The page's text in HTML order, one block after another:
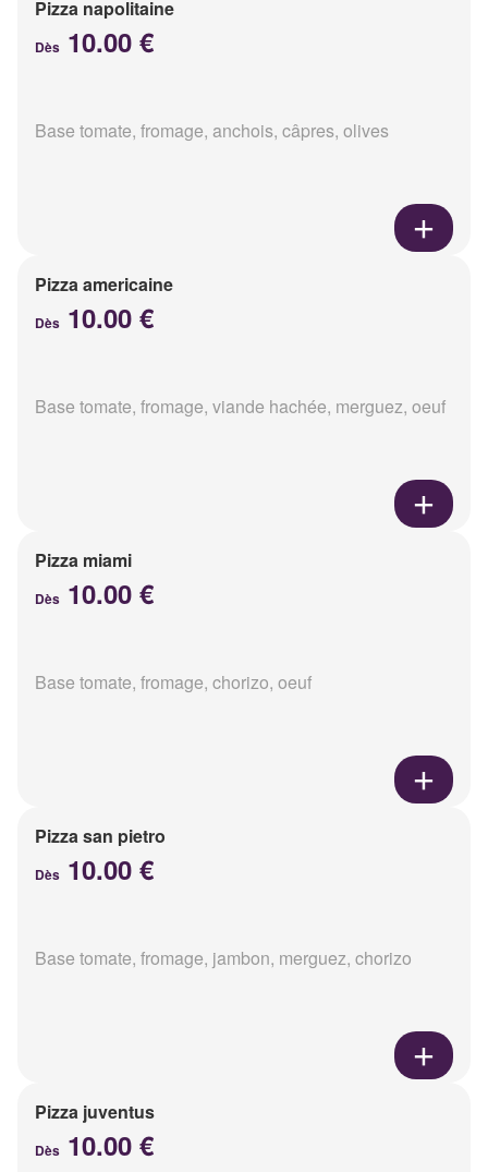
Pizza napolitaine
Dès 10.00 €
Base tomate, fromage, anchois, câpres, olives
Pizza americaine
Dès 10.00 €
Base tomate, fromage, viande hachée, merguez, oeuf
Pizza miami
Dès 10.00 €
Base tomate, fromage, chorizo, oeuf
Pizza san pietro
Dès 10.00 €
Base tomate, fromage, jambon, merguez, chorizo
Pizza juventus
Dès 10.00 €